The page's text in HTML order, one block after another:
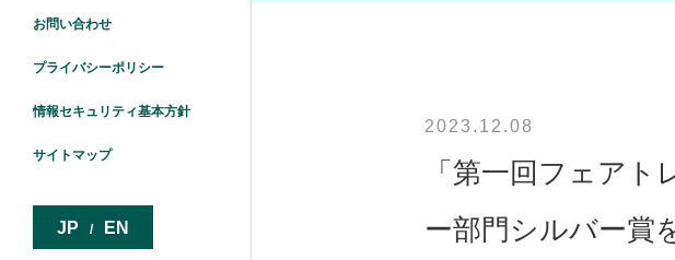
お問い合わせ
プライバシーポリシー
情報セキュリティ基本方針
サイトマップ
JP / EN
2023.12.08
「第一回フェア
ー部門シルバー賞